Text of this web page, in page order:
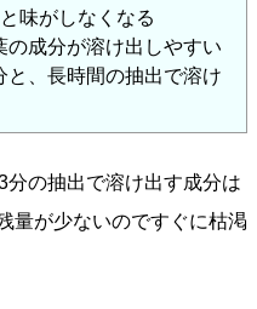
味がしなくなる
の成分が溶け出しやすい
と、長時間の抽出で溶け
の抽出で溶け出す成分は
量が少ないのですぐに枯渇